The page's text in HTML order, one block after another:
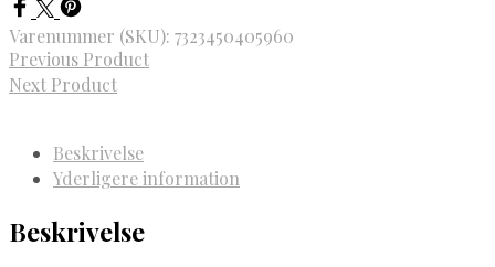
Varenummer (SKU): 7323450405960
Previous Product
Next Product
Beskrivelse
Yderligere information
Beskrivelse